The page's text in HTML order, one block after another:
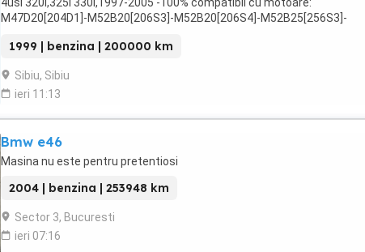
M47D20[204D1]-M52B20[206S3]-M52B20[206S4]-M52B25[256S3]-
Kitul ...
1999 | benzina | 200000 km
Sibiu, Sibiu
ieri 11:13
Bmw e46
Masina nu este pentru pretentiosi
2004 | benzina | 253948 km
Sector 3, Bucuresti
ieri 07:16